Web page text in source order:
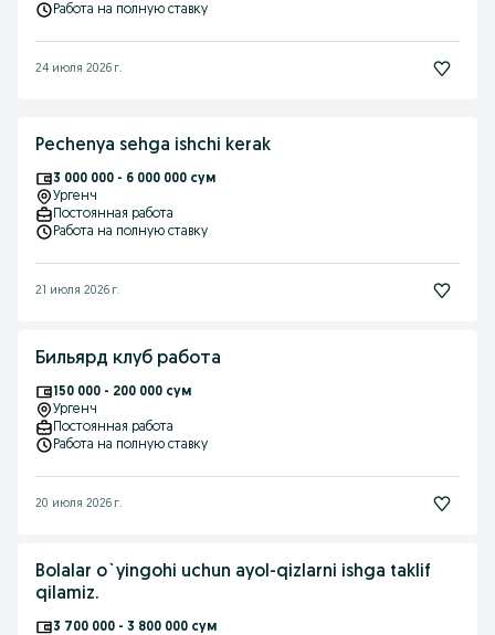
Работа на полную ставку
24 июля 2026 г.
Pechenya sehga ishchi kerak
3 000 000 - 6 000 000 сум
Ургенч
Постоянная работа
Работа на полную ставку
21 июля 2026 г.
Бильярд клуб работа
150 000 - 200 000 сум
Ургенч
Постоянная работа
Работа на полную ставку
20 июля 2026 г.
Bolalar o`yingohi uchun ayol-qizlarni ishga taklif
qilamiz.
3 700 000 - 3 800 000 сум